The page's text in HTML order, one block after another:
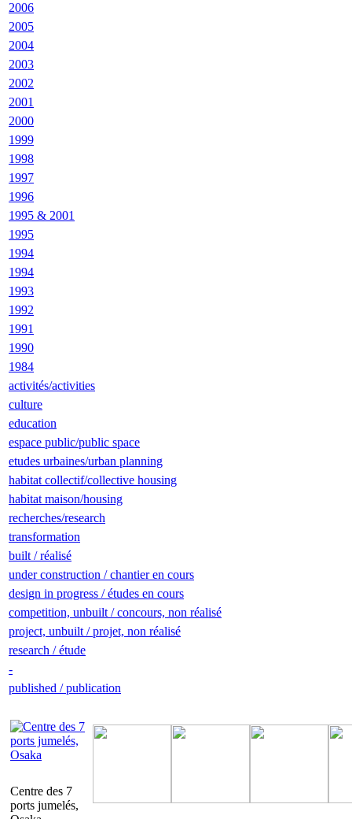
2006
2005
2004
2003
2002
2001
2000
1999
1998
1997
1996
1995 & 2001
1995
1994
1994
1993
1992
1991
1990
1984
activités/activities
culture
education
espace public/public space
etudes urbaines/urban planning
habitat collectif/collective housing
habitat maison/housing
recherches/research
transformation
built / réalisé
under construction / chantier en cours
design in progress / études en cours
competition, unbuilt / concours, non réalisé
project, unbuilt / projet, non réalisé
research / étude
-
published / publication
Centre des 7
ports jumelés,